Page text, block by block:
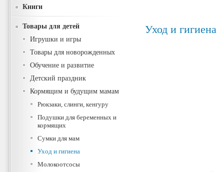
Книги
Товары для детей
Игрушки и игры
Товары для новорожденных
Обучение и развитие
Детский праздник
Кормящим и будущим мамам
Рюкзаки, слинги, кенгуру
Подушки для беременных и
кормящих
Сумки для мам
Уход и гигиена
Молокоотсосы
Уход и гигиена